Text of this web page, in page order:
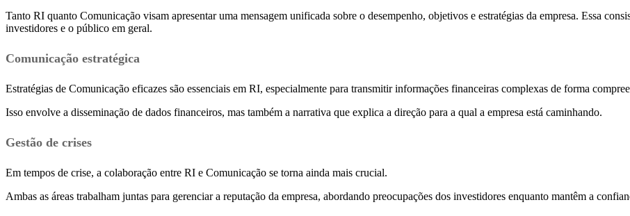
Tanto RI quanto Comunicação visam apresentar uma mensagem unificada sobre o desempenho, objetivos e estratégias da empresa. Essa
investidores e o público em geral.
Comunicação estratégica
Estratégias de Comunicação eficazes são essenciais em RI, especialmente para transmitir informações financeiras complexas de forma
Isso envolve a disseminação de dados financeiros, mas também a narrativa que explica a direção para a qual a empresa está caminhando.
Gestão de crises
Em tempos de crise, a colaboração entre RI e Comunicação se torna ainda mais crucial.
Ambas as áreas trabalham juntas para gerenciar a reputação da empresa, abordando preocupações dos investidores enquanto mantêm a